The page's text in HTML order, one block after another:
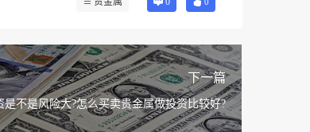
0
下一篇
是不是风险大?怎么买卖贵金属做投资比较好?